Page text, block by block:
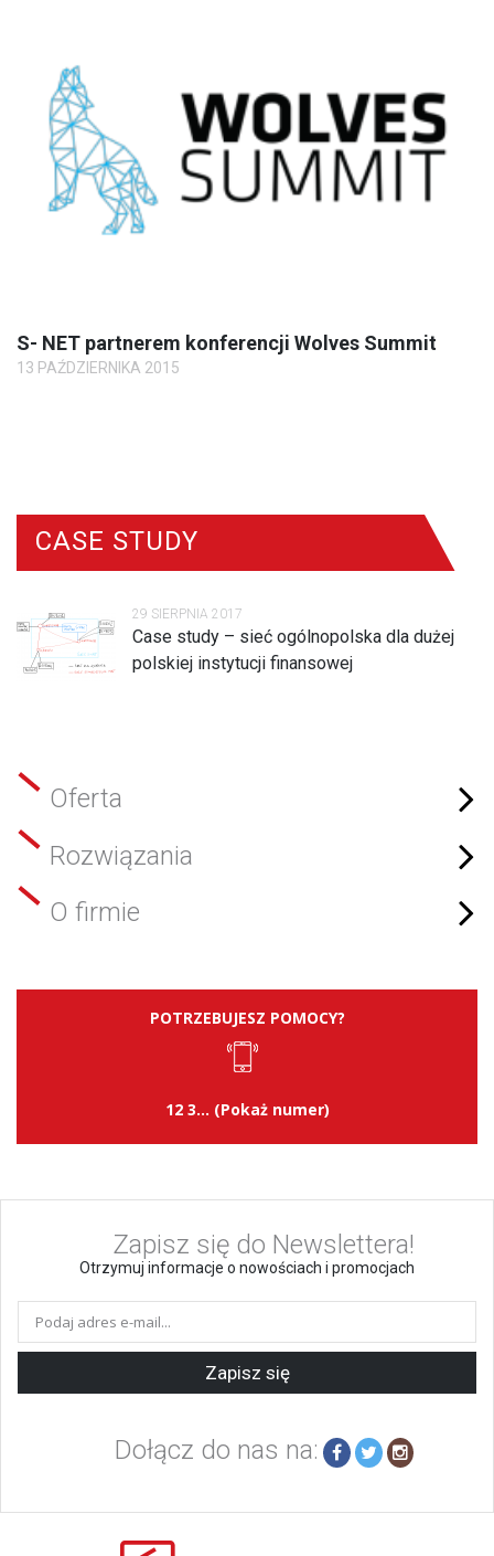
S- NET partnerem konferencji Wolves Summit
13 PAŹDZIERNIKA 2015
CASE STUDY
29 SIERPNIA 2017
Case study – sieć ogólnopolska dla dużej
polskiej instytucji finansowej
Oferta
Rozwiązania
O firmie
POTRZEBUJESZ POMOCY?
12 3... (Pokaż numer)
Zapisz się do Newslettera!
Otrzymuj informacje o nowościach i promocjach
Zapisz się
Dołącz do nas na: